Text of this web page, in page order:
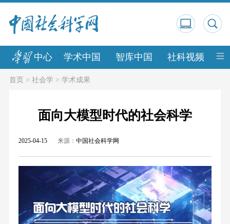
中心 学术中国 智库中国 社科视频 中
首页> 社会学 > 学术成果
面向大模型时代的社会科学
2025-04-15 来源： 中国社会科学网